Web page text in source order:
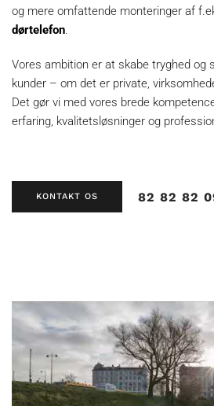
og mere omfattende monteringer af
dørtelefon.
Vores ambition er at skabe tryghed og
kunder – om det er private,
Det gør vi med vores brede
erfaring, kvalitetsløsninger og
KONTAKT OS 82 82 82